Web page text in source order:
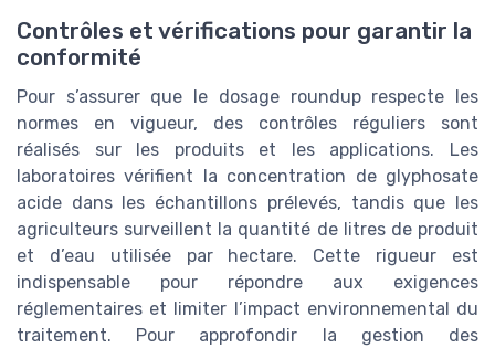
Contrôles et vérifications pour garantir la
conformité
Pour s’assurer que le dosage roundup respecte les
normes en vigueur, des contrôles réguliers sont
réalisés sur les produits et les applications. Les
laboratoires vérifient la concentration de glyphosate
acide dans les échantillons prélevés, tandis que les
agriculteurs surveillent la quantité de litres de produit
et d’eau utilisée par hectare. Cette rigueur est
indispensable pour répondre aux exigences
réglementaires et limiter l’impact environnemental du
traitement. Pour approfondir la gestion des